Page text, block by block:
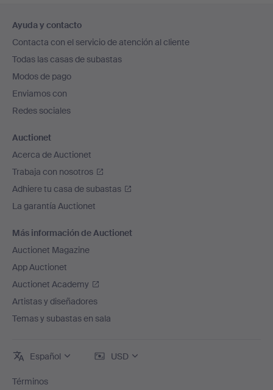
en
el
pie
de
página
Ayuda y contacto
Contacta con el servicio de atención al cliente
Todas las casas de subastas
Modos de pago
Enviamos con
Redes sociales
Auctionet
Acerca de Auctionet
Trabaja con nosotros
Adhiere tu casa de subastas
La garantía Auctionet
Más información de Auctionet
Auctionet Magazine
App Auctionet
Auctionet Academy
Artistas y diseñadores
Temas y subastas en sala
Español USD
Términos